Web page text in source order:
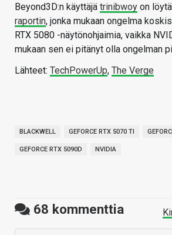
Beyond3D:n käyttäjä trinibwoy on
raportin, jonka mukaan ongelma
RTX 5080 -näytönohjaimia, vaikka
mukaan sen ei pitänyt olla ongelman
Lähteet: TechPowerUp, The Verge
BLACKWELL GEFORCE RTX 5070 TI
GEFORCE RTX 5090D NVIDIA
68 kommenttia